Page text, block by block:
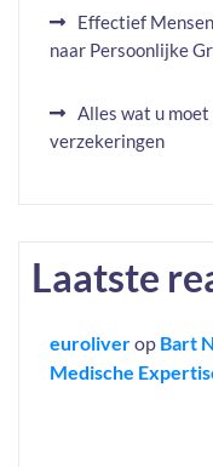
Effectief
naar Persoonlijke
Alles wat u
verzekeringen
Laatste
euroliverop Bart
Medische